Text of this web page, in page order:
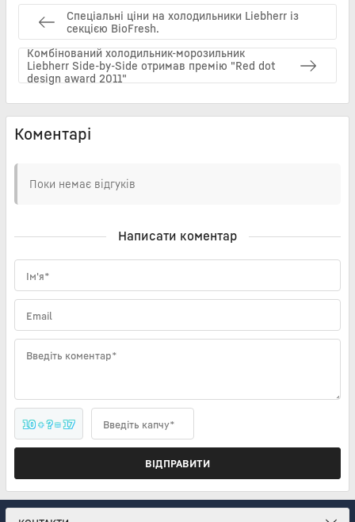
Спеціальні ціни на холодильники Liebherr із
секцією BioFresh.
Комбінований холодильник-морозильник
Liebherr Side-by-Side отримав премію "Red dot
design award 2011"
Коментарі
Поки немає відгуків
Написати коментар
Ім'я*
Email
Введіть коментар*
10 + ? = 17 Введіть капчу*
ВІДПРАВИТИ